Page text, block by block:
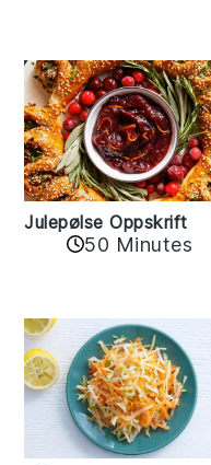
Julepølse Oppskrift
50 Minutes